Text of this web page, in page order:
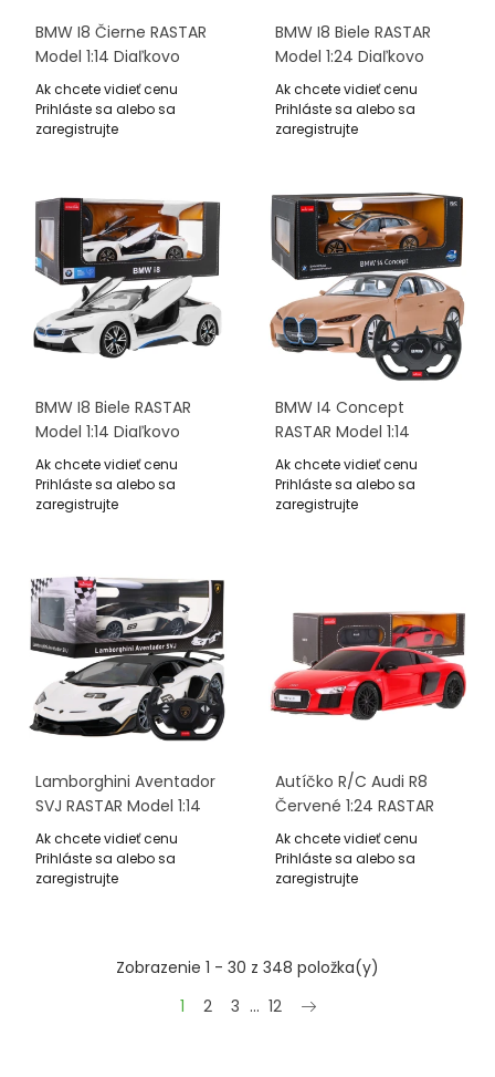
BMW I8 Čierne RASTAR
Model 1:14 Diaľkovo
Ovládané Auto +
Ovládač 2,4 GHz
Ak chcete vidieť cenu
Prihláste sa alebo sa
zaregistrujte
BMW I8 Biele RASTAR
Model 1:24 Diaľkovo
Ovládané Auto +
Ovládač 2,4 GHz
Ak chcete vidieť cenu
Prihláste sa alebo sa
zaregistrujte
BMW I8 Biele RASTAR
Model 1:14 Diaľkovo
Ovládané Auto +
Ovládač 2,4 GHz
Ak chcete vidieť cenu
Prihláste sa alebo sa
zaregistrujte
BMW I4 Concept
RASTAR Model 1:14
Diaľkovo Ovládané
Auto + Ovládač
Ak chcete vidieť cenu
Prihláste sa alebo sa
zaregistrujte
Lamborghini Aventador
SVJ RASTAR Model 1:14
Na Diaľkové Ovládanie
+ Ovládač 2,4 GHz
Ak chcete vidieť cenu
Prihláste sa alebo sa
zaregistrujte
Autíčko R/C Audi R8
Červené 1:24 RASTAR
Ak chcete vidieť cenu
Prihláste sa alebo sa
zaregistrujte
Zobrazenie 1 - 30 z 348 položka(y)
1
2 3 … 12 Ďalšie